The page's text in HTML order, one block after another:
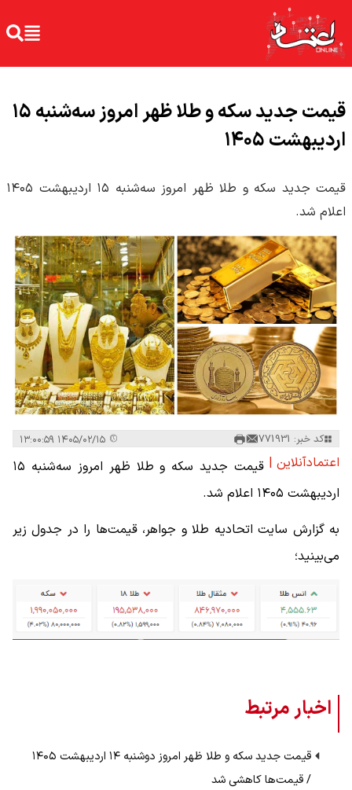
قیمت جدید سکه و طلا ظهر امروز سه‌شنبه ۱۵
اردیبهشت ۱۴۰۵
قیمت جدید سکه و طلا ظهر امروز سه‌شنبه ۱۵ اردیبهشت ۱۴۰۵
اعلام شد.
کد خبر: 771931
اعتمادآنلاین |
قیمت جدید سکه و طلا ظهر امروز سه‌شنبه ۱۵
اردیبهشت ۱۴۰۵ اعلام شد.
به گزارش سایت اتحادیه طلا و جواهر، قیمت‌ها را در جدول زیر‌
می‌بینید؛
اخبار مرتبط
قیمت جدید سکه و طلا ظهر امروز دوشنبه ۱۴ اردیبهشت ۱۴۰۵
/ قیمت‌ها کاهشی شد